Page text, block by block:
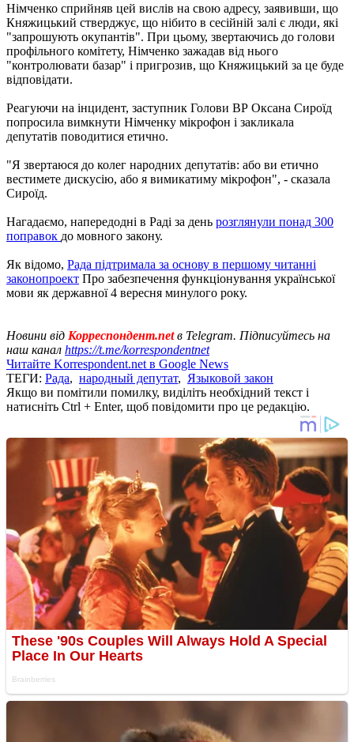
Німченко сприйняв цей вислів на свою адресу, заявивши, що
Княжицький стверджує, що нібито в сесійній залі є люди, які
"запрошують окупантів". При цьому, звертаючись до голови
профільного комітету, Німченко зажадав від нього
"контролювати базар" і пригрозив, що Княжицький за це буде
відповідати.
Реагуючи на інцидент, заступник Голови ВР Оксана Сироїд
попросила вимкнути Німченку мікрофон і закликала
депутатів поводитися етично.
"Я звертаюся до колег народних депутатів: або ви етично
вестимете дискусію, або я вимикатиму мікрофон", - сказала
Сироїд.
Нагадаємо, напередодні в Раді за день розглянули понад 300
поправок до мовного закону.
Як відомо, Рада підтримала за основу в першому читанні
законопроект Про забезпечення функціонування української
мови як державної 4 вересня минулого року.
Новини від Корреспондент.netв Telegram. Підписуйтесь на
наш канал https://t.me/korrespondentnet
Читайте Korrespondent.net в Google News
ТЕГИ: Рада, народный депутат, Языковой закон
Якщо ви помітили помилку, виділіть необхідний текст і
натисніть Ctrl + Enter, щоб повідомити про це редакцію.